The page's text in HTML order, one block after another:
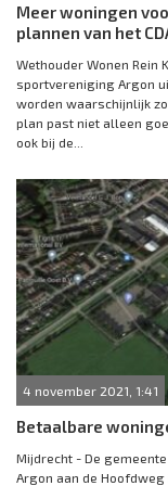
Meer woningen
plannen van het
Wethouder Wonen Rein
sportvereniging Argon
worden waarschijnlijk
plan past niet alleen
ook bij de...
4 november 2021, 1:41
Betaalbare
Mijdrecht - De
Argon aan de